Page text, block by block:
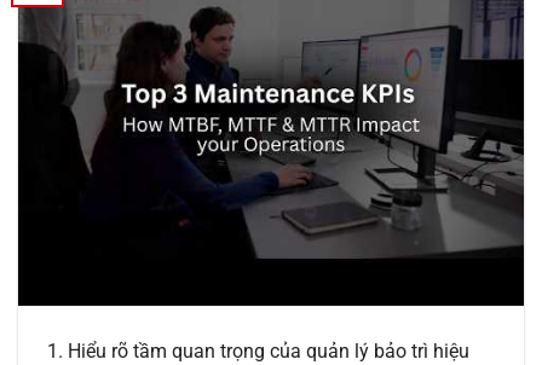
1. Hiểu rõ tầm quan trọng của quản lý bảo trì hiệu